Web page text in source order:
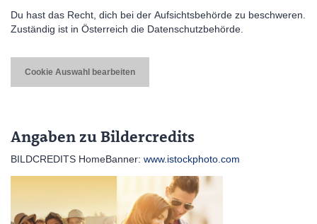
Du hast das Recht, dich bei der Aufsichtsbehörde zu beschweren.
Zuständig ist in Österreich die Datenschutzbehörde.
Cookie Auswahl bearbeiten
Angaben zu Bildercredits
BILDCREDITS HomeBanner: www.istockphoto.com